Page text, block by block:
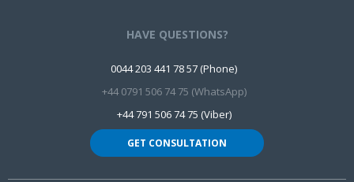
HAVE QUESTIONS?
0044 203 441 78 57 (Phone)
+44 0791 506 74 75 (WhatsApp)
+44 791 506 74 75 (Viber)
GET CONSULTATION